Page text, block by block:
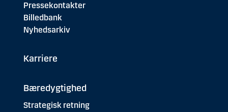
Pressekontakter
Billedbank
Nyhedsarkiv
Karriere
Bæredygtighed
Strategisk retning